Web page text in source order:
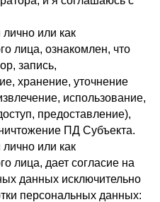
или как
лица, ознакомлен, что
запись,
хранение, уточнение
использование,
предоставление),
ПД Субъекта.
или как
лица, дает согласие на
данных исключительно
персональных данных: